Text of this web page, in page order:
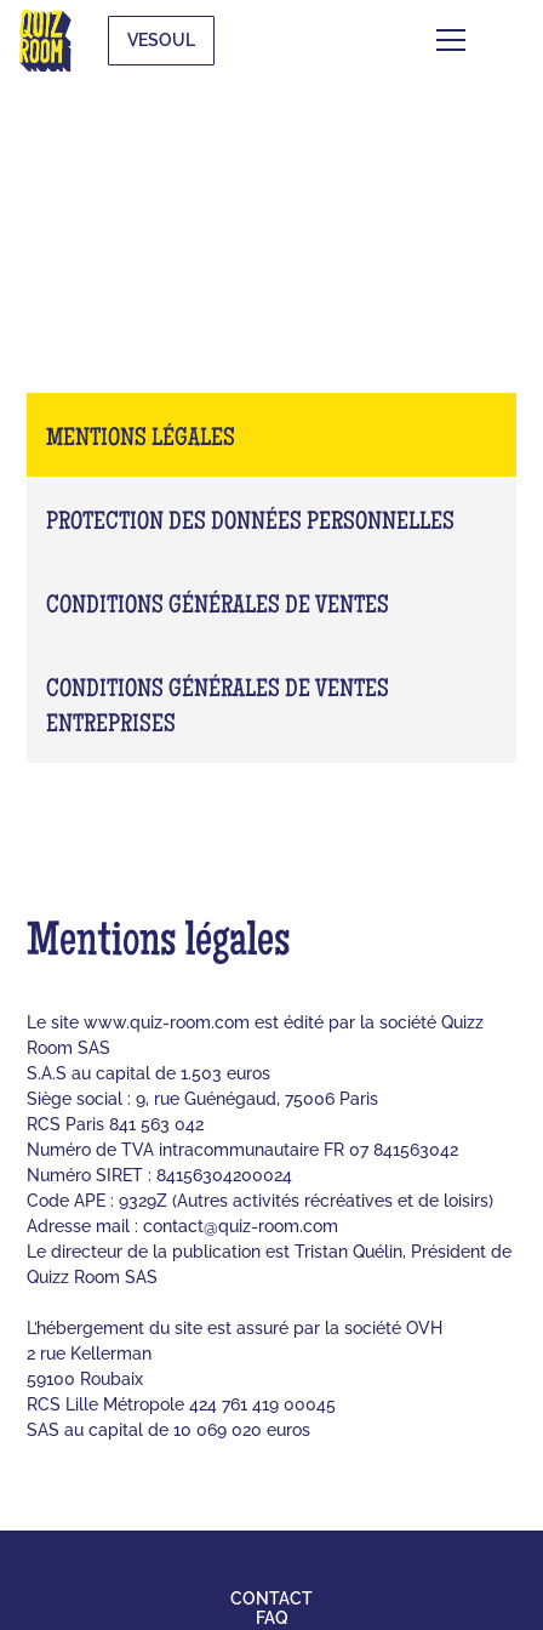
VESOUL
MENTIONS LÉGALES
PROTECTION DES DONNÉES PERSONNELLES
CONDITIONS GÉNÉRALES DE VENTES
CONDITIONS GÉNÉRALES DE VENTES
ENTREPRISES
Mentions légales
Le site www.quiz-room.com est édité par la société Quizz
Room SAS
S.A.S au capital de 1.503 euros
Siège social : 9, rue Guénégaud, 75006 Paris
RCS Paris 841 563 042
Numéro de TVA intracommunautaire FR 07 841563042
Numéro SIRET : 84156304200024
Code APE : 9329Z (Autres activités récréatives et de loisirs)
Adresse mail :contact@quiz-room.com
Le directeur de la publication est Tristan Quélin, Président de
Quizz Room SAS
L’hébergement du site est assuré par la société OVH
2 rue Kellerman
59100 Roubaix
RCS Lille Métropole 424 761 419 00045
SAS au capital de 10 069 020 euros
CONTACT
FAQ